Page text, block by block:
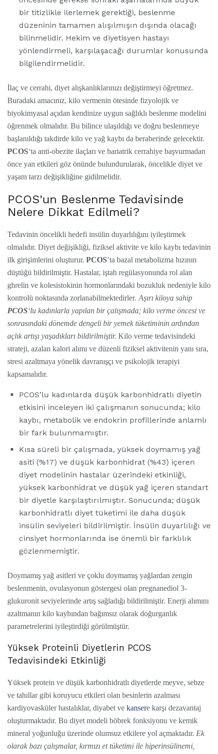
bir titizlikle ilerlemek gerektiği, beslenme
düzeninin tamamen alışılmışın dışında olacağı
bilinmelidir. Hekim ve diyetisyen hastayı
yönlendirmeli, karşılaşacağı durumlar konusunda
bilgilendirmelidir.
İlaç ve cerrahi, diyet alışkanlıklarınızı değiştirmeyi öğretmez.
Buradaki amacınız, kilo vermenin ötesinde fizyolojik ve
biyokimyasal açıdan kendinize uygun sağlıklı beslenme modelini
öğrenmek olmalıdır. Bu bilince ulaşıldığı ve doğru beslenmeye
başlanıldığı takdirde kilo ve yağ kaybı da beraberinde gelecektir.
PCOS‘ta anti-obezite ilaçları ve bariatrik cerrahiye başvurmadan
önce yan etkileri göz önünde bulundurularak, öncelikle diyet ve
yaşam tarzı değişikliğine gidilmelidir.
PCOS’un Beslenme Tedavisinde
Nelere Dikkat Edilmeli?
Tedavinin öncelikli hedefi insülin duyarlılığını iyileştirmek
olmalıdır. Diyet değişikliği, fiziksel aktivite ve kilo kaybı tedavinin
ilk girişimlerini oluşturur. PCOS’ta bazal metabolizma hızının
düştüğü bildirilmiştir. Hastalar, iştah regülasyonunda rol alan
ghrelin ve kolesistokinin hormonlarındaki bozukluk nedeniyle kilo
kontrolü noktasında zorlanabilmektedirler. Aşırı kiloya sahip
PCOS‘lu kadınlarla yapılan bir çalışmada; kilo verme öncesi ve
sonrasındaki dönemde dengeli bir yemek tüketiminin ardından
açlık artışı yaşadıkları bildirilmiştir. Kilo verme tedavisindeki
strateji, azalan kalori alımı ve düzenli fiziksel aktivitenin yanı sıra,
stresi azaltmaya yönelik davranışçı ve psikolojik terapiyi
kapsamalıdır.
PCOS’lu kadınlarda düşük karbonhidratlı diyetin
etkisini inceleyen iki çalışmanın sonucunda; kilo
kaybı, metabolik ve endokrin profillerinde anlamlı
bir fark bulunmamıştır.
Kısa süreli bir çalışmada, yüksek doymamış yağ
asiti (%17) ve düşük karbonhidrat (%43) içeren
diyet modelinin hastalar üzerindeki etkinliği,
yüksek karbonhidrat ve düşük yağ içeren standart
bir diyetle karşılaştırılmıştır. Sonucunda; düşük
karbonhidratlı diyet tüketimi ile daha düşük
insülin seviyeleri bildirilmiştir. İnsülin duyarlılığı ve
cinsiyet hormonlarında ise önemli bir farklılık
gözlenmemiştir.
Doymamış yağ asitleri ve çoklu doymamış yağlardan zengin
beslenmenin, ovulasyonun göstergesi olan pregnanediol 3-
glukuronit seviyelerinde artış sağladığı bildirilmiştir. Enerji alımını
azaltmanın kilo kaybından bağımsız olarak doğurganlık
parametrelerini iyileştirdiği görülmüştür.
Yüksek Proteinli Diyetlerin PCOS
Tedavisindeki Etkinliği
Yüksek protein ve düşük karbonhidratlı diyetlerde meyve, sebze
ve tahıllar gibi koruyucu etkileri olan besinlerin azalması
kardiyovasküler hastalıklar, diyabet ve kansere karşı dezavantaj
oluşturmaktadır. Bu diyet modeli böbrek fonksiyonu ve kemik
mineral yoğunluğu üzerinde olumsuz etkilere yol açmaktadır. Ek
olarak bazı çalışmalar, kırmızı et tüketimi ile hiperinsülinemi,